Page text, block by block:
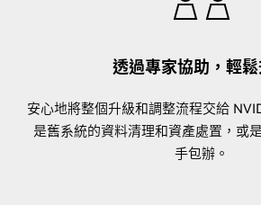
透過專家協助，輕
安心地將整個升級和調整流程交給
是舊系統的資料清理和資產處置，或
手包辦。